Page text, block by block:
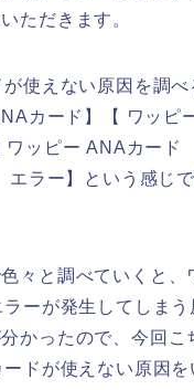
ただきます。
使えない原因を調べ
カード】【 ワッピ
ッピー ANAカード
ラー】という感じ
々と調べていくと、
ーが発生してしまう
かったので、今回こ
ドが使えない原因を